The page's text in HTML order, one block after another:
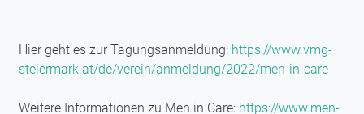
Hier geht es zur Tagungsanmeldung: https://www.vmg-
steiermark.at/de/verein/anmeldung/2022/men-in-care
Weitere Informationen zu Men in Care: https://www.men-